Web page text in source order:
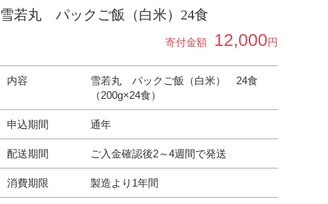
雪若丸 パックご飯（白米）24食
寄付金額 12,000円
内容
雪若丸 パックご飯（白米） 24食
（200g×24食）
申込期間 通年
配送期間 ご入金確認後2～4週間で発送
消費期限 製造より1年間